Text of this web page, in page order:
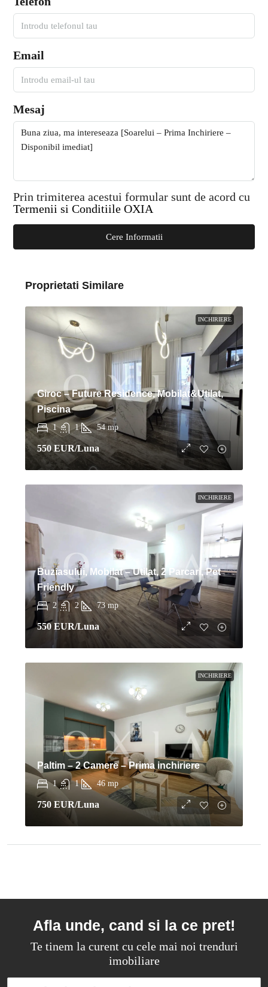
Email
Mesaj
Prin trimiterea acestui formular sunt de acord cu
Termenii si Conditiile OXIA
Cere Informatii
Proprietati Similare
INCHIRIERE
Giroc – Future Residence, Mobilat&Utilat,
Piscina
1 1 54 mp
550 EUR/Luna
INCHIRIERE
Buziasului, Mobilat – Utilat, 2 Parcari, Pet
Friendly
2 2 73 mp
550 EUR/Luna
INCHIRIERE
Paltim – 2 Camere – Prima inchiriere
1 1 46 mp
750 EUR/Luna
Afla unde, cand si la ce pret!
Te tinem la curent cu cele mai noi trenduri
imobiliare